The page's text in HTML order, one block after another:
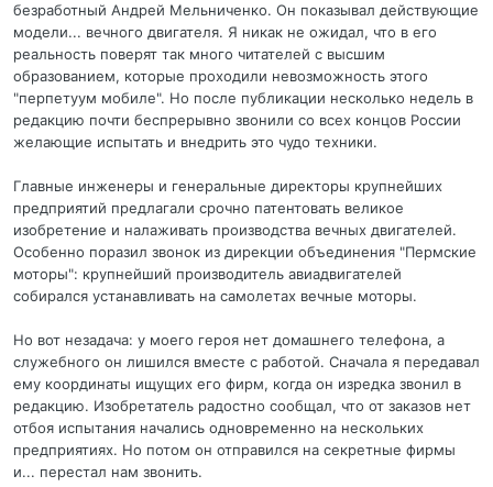
безработный Андрей Мельниченко. Он показывал действующие
модели... вечного двигателя. Я никак не ожидал, что в его
реальность поверят так много читателей с высшим
образованием, которые проходили невозможность этого
"перпетуум мобиле". Но после публикации несколько недель в
редакцию почти беспрерывно звонили со всех концов России
желающие испытать и внедрить это чудо техники.
Главные инженеры и генеральные директоры крупнейших
предприятий предлагали срочно патентовать великое
изобретение и налаживать производства вечных двигателей.
Особенно поразил звонок из дирекции объединения "Пермские
моторы": крупнейший производитель авиадвигателей
собирался устанавливать на самолетах вечные моторы.
Но вот незадача: у моего героя нет домашнего телефона, а
служебного он лишился вместе с работой. Сначала я передавал
ему координаты ищущих его фирм, когда он изредка звонил в
редакцию. Изобретатель радостно сообщал, что от заказов нет
отбоя испытания начались одновременно на нескольких
предприятиях. Но потом он отправился на секретные фирмы
и... перестал нам звонить.